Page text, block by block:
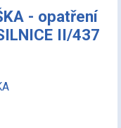
- opatření
II/437